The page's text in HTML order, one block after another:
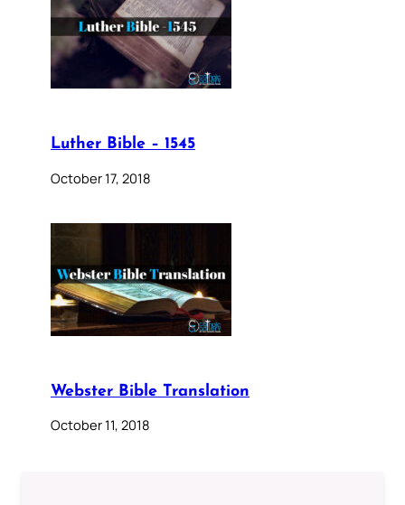
Luther Bible – 1545
October 17, 2018
Webster Bible Translation
October 11, 2018